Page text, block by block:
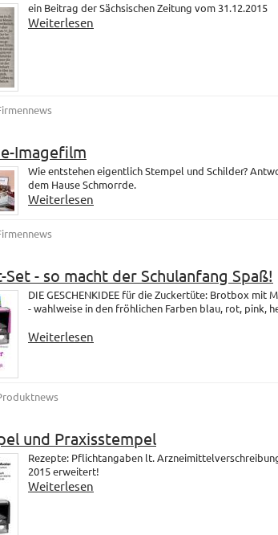
ein Beitrag der Sächsischen Zeitung vom 31.12.2015
Weiterlesen
Imagefilm
Wie entstehen eigentlich Stempel und Schilder?
dem Hause Schmorrde.
Weiterlesen
Set - so macht der Schulanfang Spaß!
DIE GESCHENKIDEE für die Zuckertüte: Brotbox mit
- wahlweise in den fröhlichen Farben blau, rot, pink,
Weiterlesen
und Praxisstempel
Rezepte: Pflichtangaben lt.
2015 erweitert!
Weiterlesen